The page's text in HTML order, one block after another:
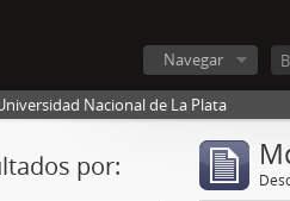
Navegar
Nacional de La Plata
por: